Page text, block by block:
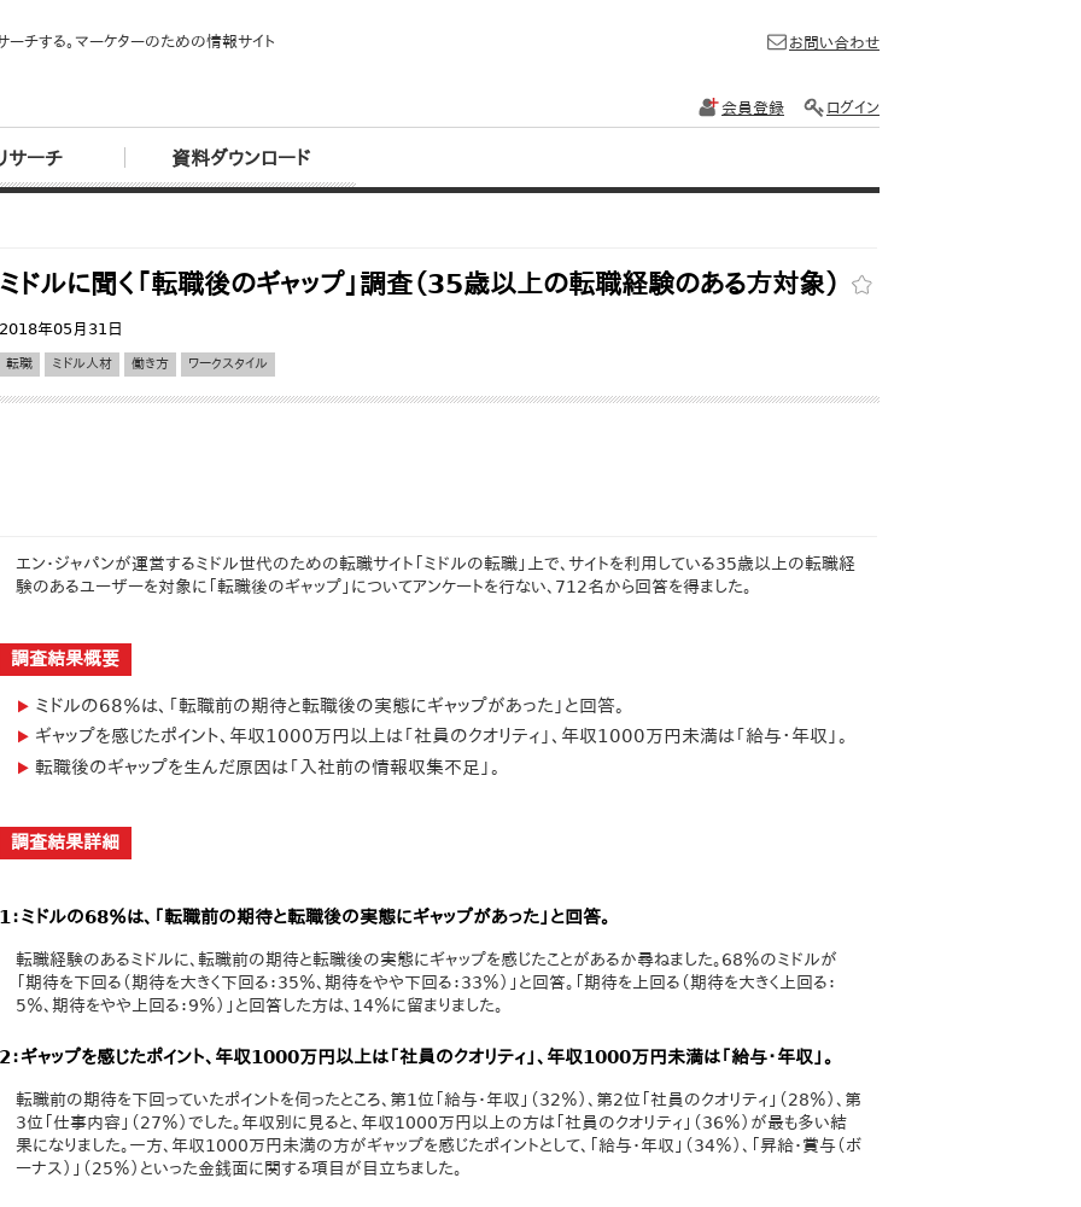
ーチする。マーケターのための情報サイト
サーチ 資料ダウンロード
お問い合わせ
会員登録 ログイン
ミドルに聞く「転職後のギャップ」調査（35歳以上の転職経験のある方対象）
2018年05月31日
転職 ミドル人材 働き方 ワークスタイル
エン・ジャパンが運営するミドル世代のための転職サイト「ミドルの転職」上で、サイトを利用している35歳以上の転職経
験のあるユーザーを対象に「転職後のギャップ」についてアンケートを行ない、712名から回答を得ました。
調査結果概要
ミドルの68％は、「転職前の期待と転職後の実態にギャップがあった」と回答。
ギャップを感じたポイント、年収1000万円以上は「社員のクオリティ」、年収1000万円未満は「給与・年収」。
転職後のギャップを生んだ原因は「入社前の情報収集不足」。
調査結果詳細
1：ミドルの68％は、「転職前の期待と転職後の実態にギャップがあった」と回答。
転職経験のあるミドルに、転職前の期待と転職後の実態にギャップを感じたことがあるか尋ねました。68％のミドルが
「期待を下回る（期待を大きく下回る：35％、期待をやや下回る：33％）」と回答。「期待を上回る（期待を大きく上回る：
5％、期待をやや上回る：9％）」と回答した方は、14％に留まりました。
2：ギャップを感じたポイント、年収1000万円以上は「社員のクオリティ」、年収1000万円未満は「給与・年収」。
転職前の期待を下回っていたポイントを伺ったところ、第1位「給与・年収」（32％）、第2位「社員のクオリティ」（28％）、第
3位「仕事内容」（27％）でした。年収別に見ると、年収1000万円以上の方は「社員のクオリティ」（36％）が最も多い結
果になりました。一方、年収1000万円未満の方がギャップを感じたポイントとして、「給与・年収」（34％）、「昇給・賞与（ボ
ーナス）」（25％）といった金銭面に関する項目が目立ちました。